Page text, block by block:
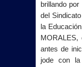
brillando
del
la Educación
MORALES,
antes de
jode con la